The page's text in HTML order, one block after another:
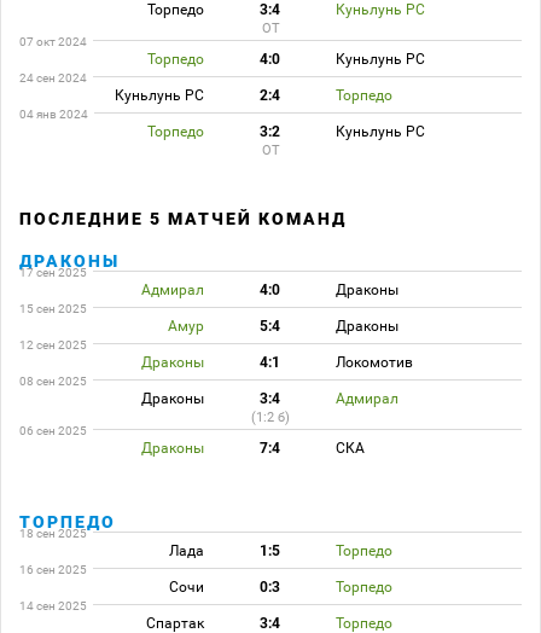
Торпедо 3:4 Куньлунь РС
ОТ
07 окт 2024
Торпедо 4:0 Куньлунь РС
24 сен 2024
Куньлунь РС 2:4 Торпедо
04 янв 2024
Торпедо 3:2 Куньлунь РС
ОТ
ПОСЛЕДНИЕ 5 МАТЧЕЙ КОМАНД
ДРАКОНЫ
17 сен 2025
Адмирал 4:0 Драконы
15 сен 2025
Амур 5:4 Драконы
12 сен 2025
Драконы 4:1 Локомотив
08 сен 2025
Драконы 3:4 Адмирал
(1:2 б)
06 сен 2025
Драконы 7:4 СКА
ТОРПЕДО
18 сен 2025
Лада 1:5 Торпедо
16 сен 2025
Сочи 0:3 Торпедо
14 сен 2025
Спартак 3:4 Торпедо